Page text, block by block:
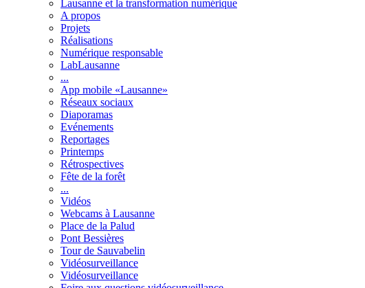
Lausanne et la transformation numérique
A propos
Projets
Réalisations
Numérique responsable
LabLausanne
...
App mobile «Lausanne»
Réseaux sociaux
Diaporamas
Evénements
Reportages
Printemps
Rétrospectives
Fête de la forêt
...
Vidéos
Webcams à Lausanne
Place de la Palud
Pont Bessières
Tour de Sauvabelin
Vidéosurveillance
Vidéosurveillance